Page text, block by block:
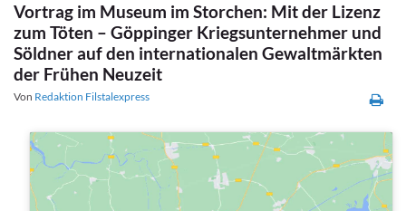
Vortrag im Museum im Storchen: Mit der Lizenz
zum Töten – Göppinger Kriegsunternehmer und
Söldner auf den internationalen Gewaltmärkten
der Frühen Neuzeit
Von Redaktion Filstalexpress